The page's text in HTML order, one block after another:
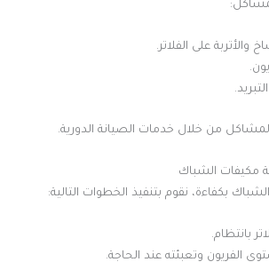
والأتربة على الفلاتر.
من خلال خدمات الصيانة الدورية.
مكيفات الشباك
بكفاءة، نقوم بتنفيذ الخطوات التالية:
بانتظام.
الفريون وتعبئته عند الحاجة.